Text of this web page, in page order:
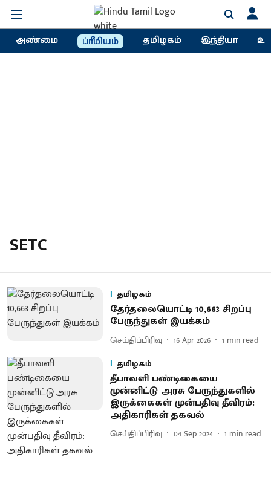
அண்மை ப்ரீமியம் தமிழகம் இந்தியா
SETC
தமிழகம்
தேர்தலையொட்டி 10,663 சிறப்பு
பேருந்துகள் இயக்கம்
செய்திப்பிரிவு 16 Apr 2026 1 min read
தமிழகம்
தீபாவளி பண்டிகையை
முன்னிட்டு அரசு பேருந்துகளில்
இருக்கைகள் முன்பதிவு தீவிரம்:
அதிகாரிகள் தகவல்
செய்திப்பிரிவு 04 Sep 2024 1 min read